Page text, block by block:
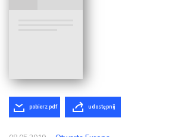
pobierz pdf udostępnij